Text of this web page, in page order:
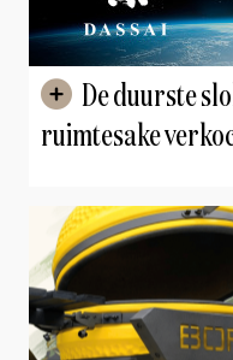
ruimtesake